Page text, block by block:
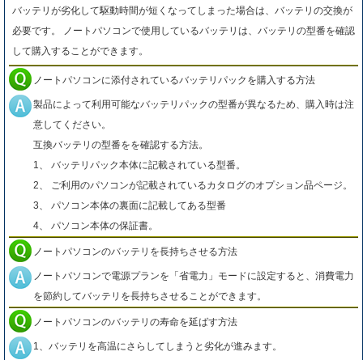
バッテリが劣化して駆動時間が短くなってしまった場合は、バッテリの交換が
必要です。 ノートパソコンで使用しているバッテリは、バッテリの型番を確認
して購入することができます。
ノートパソコンに添付されているバッテリパックを購入する方法
製品によって利用可能なバッテリパックの型番が異なるため、購入時は注
意してください。
互換バッテリの型番をを確認する方法。
1、 バッテリパック本体に記載されている型番。
2、 ご利用のパソコンが記載されているカタログのオプション品ページ。
3、 パソコン本体の裏面に記載してある型番
4、 パソコン本体の保証書。
ノートパソコンのバッテリを長持ちさせる方法
ノートパソコンで電源プランを「省電力」モードに設定すると、消費電力
を節約してバッテリを長持ちさせることができます。
ノートパソコンのバッテリの寿命を延ばす方法
1、バッテリを高温にさらしてしまうと劣化が進みます。